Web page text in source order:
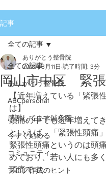
記事
全ての記事
ありがとう整骨院
ABCpersonal
感謝してます鍼灸院
今すぐ始める
コミュニティ
ブログ作成のヒント
全ての記事
岡山市中区 緊
ありがとう整骨院
2018年3月11日 読了時間: 3分
【近年増えている「緊張
は】
頭痛の中でも近年増えて
といえば、「緊張性頭痛」
緊張性頭痛というのは頭
めており、若い人にも多
頭痛です。